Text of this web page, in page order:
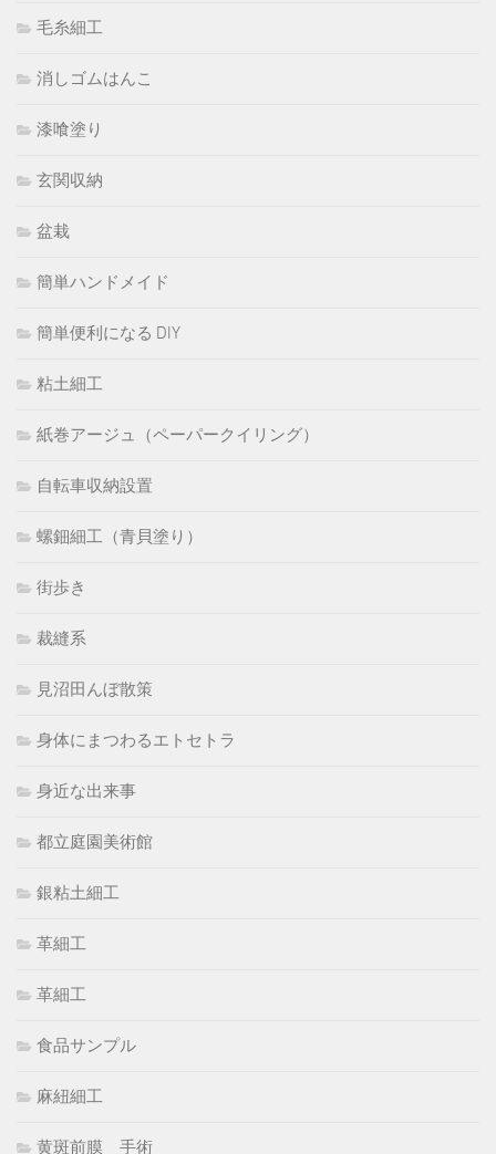
毛糸細工
消しゴムはんこ
漆喰塗り
玄関収納
盆栽
簡単ハンドメイド
簡単便利になる DIY
粘土細工
紙巻アージュ（ペーパークイリング）
自転車収納設置
螺鈿細工（青貝塗り）
街歩き
裁縫系
見沼田んぼ散策
身体にまつわるエトセトラ
身近な出来事
都立庭園美術館
銀粘土細工
革細工
革細工
食品サンプル
麻紐細工
黄斑前膜 手術